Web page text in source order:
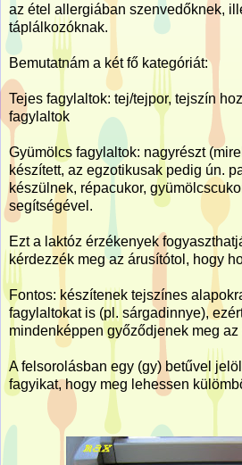
az étel allergiában szenvedőknek,
táplálkozóknak.
Bemutatnám a két fő kategóriát:
Tejes fagylaltok: tej/tejpor, tejszín
fagylaltok
Gyümölcs fagylaltok: nagyrészt
készített, az egzotikusak pedig ún.
készülnek, répacukor,
segítségével.
Ezt a laktóz érzékenyek
kérdezzék meg az árusítótol, hogy
Fontos: készítenek tejszínes
fagylaltokat is (pl. sárgadinnye),
mindenképpen győződjenek meg az
A felsorolásban egy (gy) betűvel
fagyikat, hogy meg lehessen